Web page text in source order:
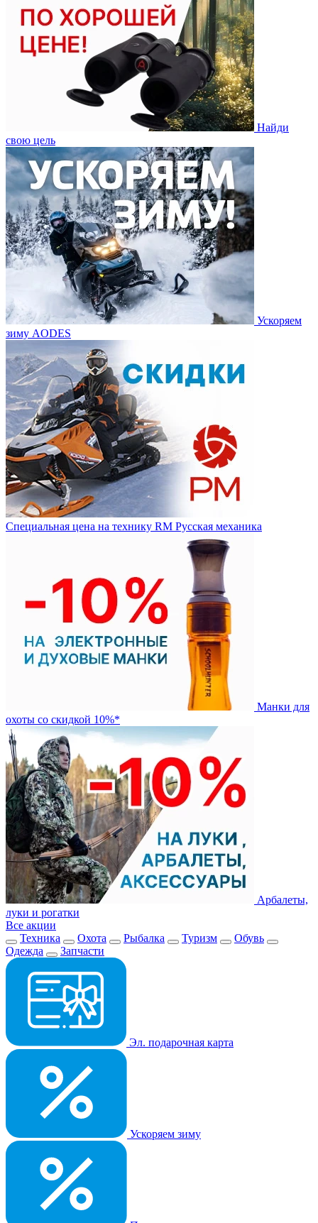
Найди
свою цель
Ускоряем
зиму AODES
Специальная цена на технику RM Русская механика
Манки для
охоты со скидкой 10%*
Арбалеты,
луки и рогатки
Все акции
Техника
Охота Рыбалка Туризм
Обувь
Одежда
Запчасти
Эл. подарочная карта
Ускоряем зиму